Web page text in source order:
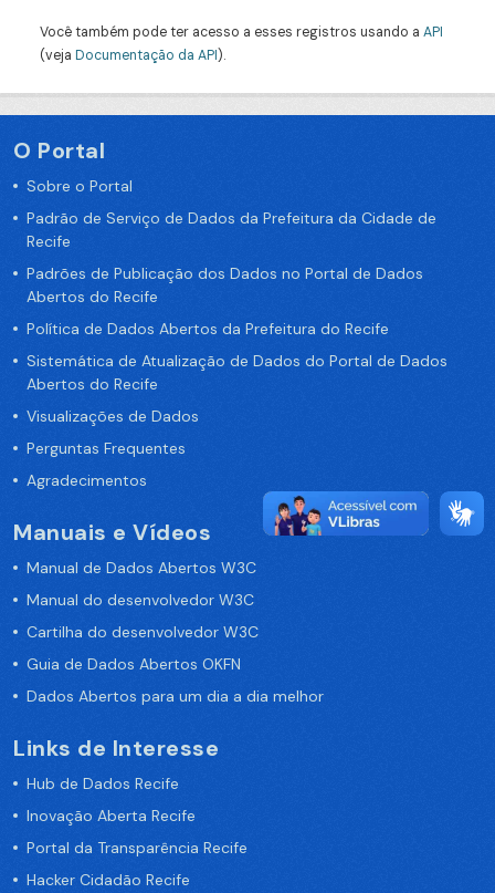
Você também pode ter acesso a esses registros usando a API
(veja Documentação da API).
O Portal
Sobre o Portal
Padrão de Serviço de Dados da Prefeitura da Cidade de
Recife
Padrões de Publicação dos Dados no Portal de Dados
Abertos do Recife
Política de Dados Abertos da Prefeitura do Recife
Sistemática de Atualização de Dados do Portal de Dados
Abertos do Recife
Visualizações de Dados
Perguntas Frequentes
Agradecimentos
Manuais e Vídeos
Manual de Dados Abertos W3C
Manual do desenvolvedor W3C
Cartilha do desenvolvedor W3C
Guia de Dados Abertos OKFN
Dados Abertos para um dia a dia melhor
Links de Interesse
Hub de Dados Recife
Inovação Aberta Recife
Portal da Transparência Recife
Hacker Cidadão Recife